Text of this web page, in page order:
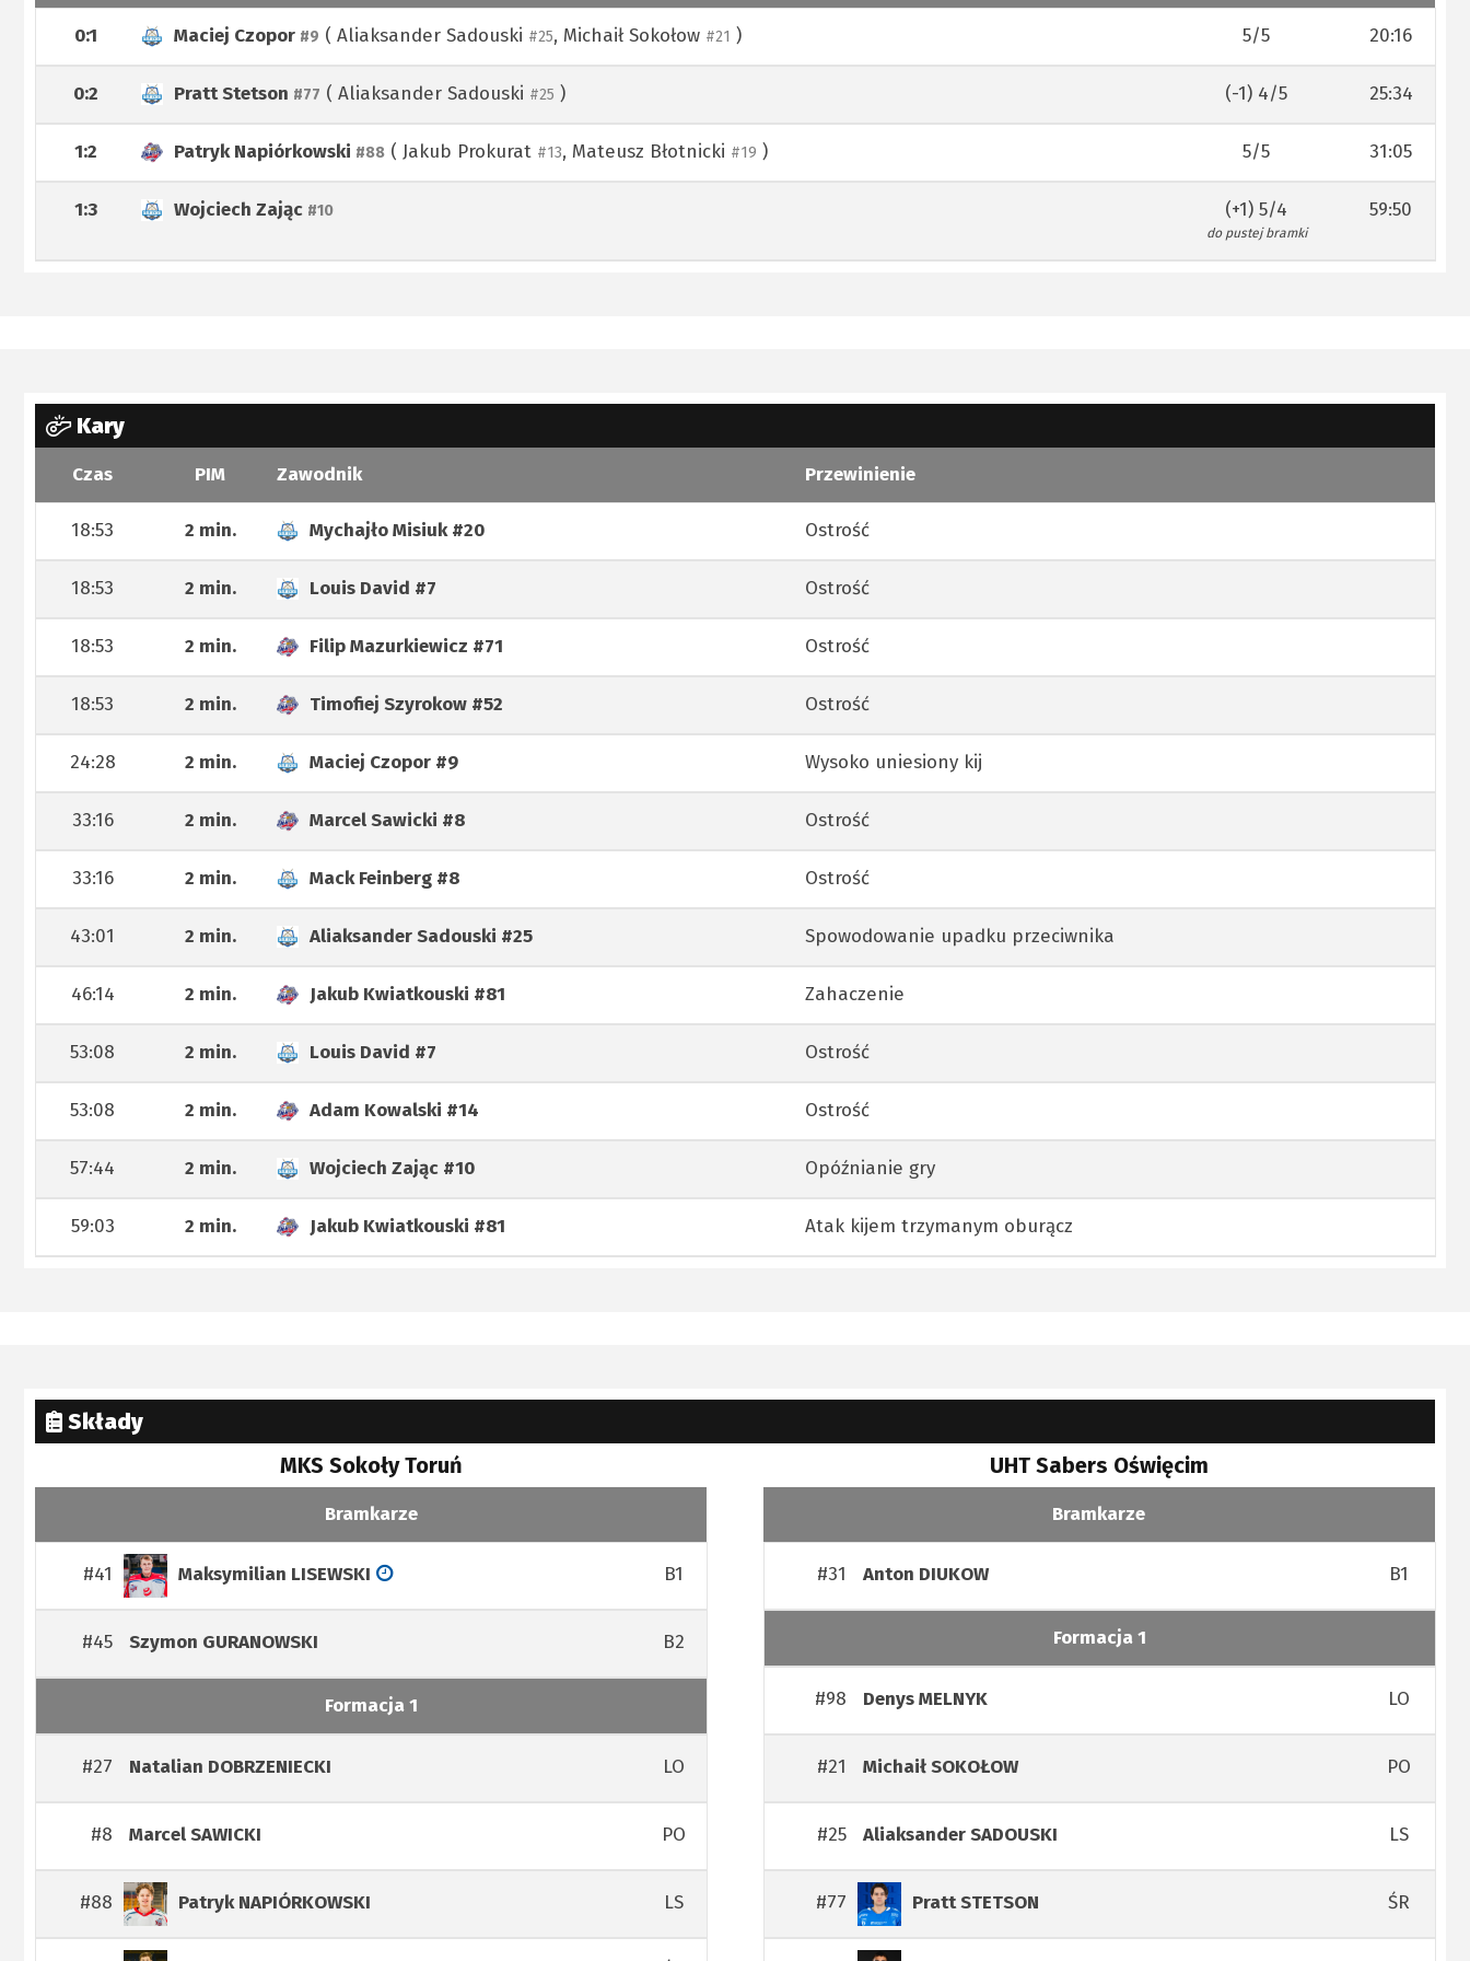
0:1 Maciej Czopor #9 ( Aliaksander Sadouski #25, Michaił Sokołow #21 ) 5/5 20:16
0:2 Pratt Stetson #77 ( Aliaksander Sadouski #25 ) (-1) 4/5 25:34
1:2 Patryk Napiórkowski #88 ( Jakub Prokurat #13, Mateusz Błotnicki #19 ) 5/5 31:05
1:3 Wojciech Zając #10 (+1) 5/4
do pustej bramki
59:50
Kary
Czas PIM Zawodnik Przewinienie
18:53 2 min. Mychajło Misiuk#20 Ostrość
18:53 2 min. Louis David #7 Ostrość
18:53 2 min. Filip Mazurkiewicz #71 Ostrość
18:53 2 min. Timofiej Szyrokow #52 Ostrość
24:28 2 min. Maciej Czopor #9 Wysoko uniesiony kij
33:16 2 min. Marcel Sawicki #8 Ostrość
33:16 2 min. Mack Feinberg #8 Ostrość
43:01 2 min. Aliaksander Sadouski #25 Spowodowanie upadku przeciwnika
46:14 2 min. Jakub Kwiatkouski #81 Zahaczenie
53:08 2 min. Louis David #7 Ostrość
53:08 2 min. Adam Kowalski #14 Ostrość
57:44 2 min. Wojciech Zając #10 Opóźnianie gry
59:03 2 min. Jakub Kwiatkouski #81 Atak kijem trzymanym oburącz
Składy
MKS Sokoły Toruń
Bramkarze
#41 Maksymilian LISEWSKI B1
#45 Szymon GURANOWSKI B2
Formacja 1
#27 Natalian DOBRZENIECKI LO
#8 MarcelSAWICKI PO
#88 PatrykNAPIÓRKOWSKI LS
UHT Sabers Oświęcim
Bramkarze
#31 Anton DIUKOW B1
Formacja 1
#98 DenysMELNYK LO
#21 MichaiłSOKOŁOW PO
#25 AliaksanderSADOUSKI LS
#77 PrattSTETSON ŚR